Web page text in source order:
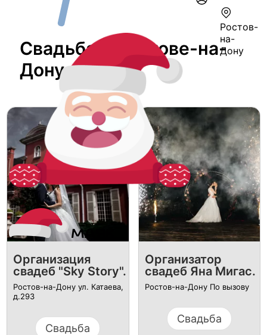
Ростов-
на-
Дону
Свадьба В Ростове-на-
Дону
Организация
свадеб "Sky Story".
Ростов-на-Дону ул. Катаева,
д.293
Свадьба
Организатор
свадеб Яна Мигас.
Ростов-на-Дону По вызову
Свадьба